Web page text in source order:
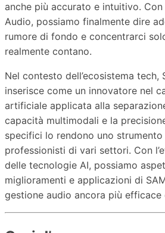
anche più accurato e intuitivo. Con
Audio, possiamo finalmente dire
rumore di fondo e concentrarci
realmente contano.
Nel contesto dell’ecosistema tech,
inserisce come un innovatore nel
artificiale applicata alla
capacità multimodali e la
specifici lo rendono uno
professionisti di vari settori. Con
delle tecnologie AI, possiamo
miglioramenti e applicazioni di
gestione audio ancora più efficace